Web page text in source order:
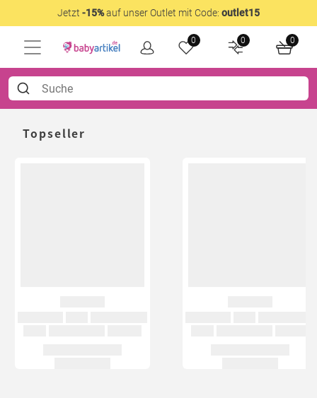
Jetzt -15%auf unser Outlet mit Code: outlet15
0 0 0
Topseller